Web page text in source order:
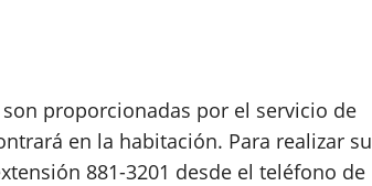
proporcionadas por el servicio de
en la habitación. Para realizar su
881-3201 desde el teléfono de